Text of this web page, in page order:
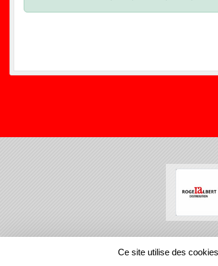
REGIONS
Ce site utilise des